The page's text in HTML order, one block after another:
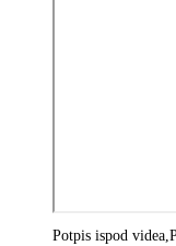
Potpis ispod videa,